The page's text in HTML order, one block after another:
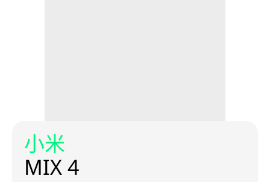
小米
MIX 4